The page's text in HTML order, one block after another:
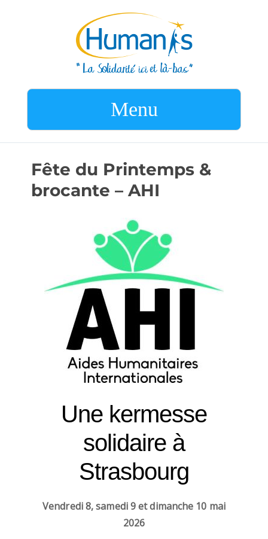
Menu
Fête du Printemps &
brocante – AHI
Une kermesse
solidaire à
Strasbourg
Vendredi 8, samedi 9 et dimanche 10 mai
2026